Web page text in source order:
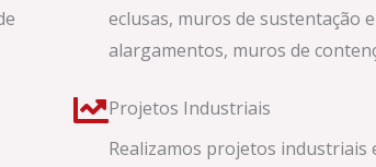
eclusas, muros de sustentação
alargamentos, muros de
Projetos Industriais
Realizamos projetos industriais